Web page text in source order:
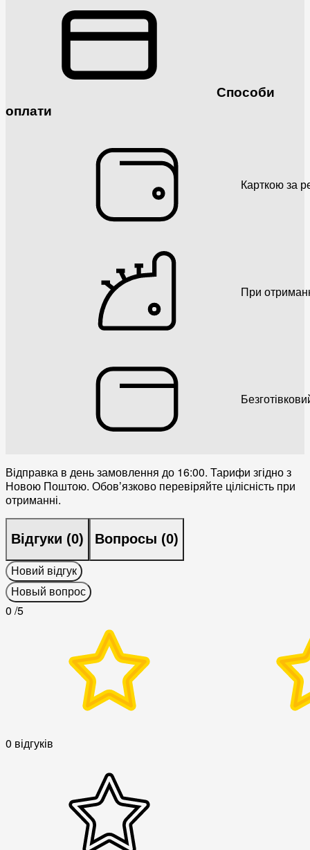
Способи
оплати
Карткою за
При
Відправка в день замовлення до 16:00. Тарифи згідно з
Новою Поштою. Обовʼязково перевіряйте цілісність при
отриманні.
Відгуки (0) Вопросы (0)
Новий відгук
Новый вопрос
0 /5
0 відгуків